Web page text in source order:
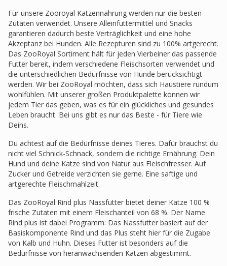
Für unsere Zooroyal Katzennahrung werden nur die besten
Zutaten verwendet. Unsere Alleinfuttermittel und Snacks
garantieren dadurch beste Verträglichkeit und eine hohe
Akzeptanz bei Hunden. Alle Rezepturen sind zu 100% artgerecht.
Das ZooRoyal Sortiment hält für jeden Vierbeiner das passende
Futter bereit, indem verschiedene Fleischsorten verwendet und
die unterschiedlichen Bedürfnisse von Hunde berücksichtigt
werden. Wir bei ZooRoyal möchten, dass sich Haustiere rundum
wohlfühlen. Mit unserer großen Produktpalette können wir
jedem Tier das geben, was es für ein glückliches und gesundes
Leben braucht. Bei uns gibt es nur das Beste - für Tiere wie
Deins.
Du achtest auf die Bedürfnisse deines Tieres. Dafür brauchst du
nicht viel Schnick-Schnack, sondern die richtige Ernährung. Dein
Hund und deine Katze sind von Natur aus Fleischfresser. Auf
Zucker und Getreide verzichten sie gerne. Eine saftige und
artgerechte Fleischmahlzeit.
Das ZooRoyal Rind plus Nassfutter bietet deiner Katze 100 %
frische Zutaten mit einem Fleischanteil von 68 %. Der Name
Rind plus ist dabei Programm: Das Nassfutter basiert auf der
Basiskomponente Rind und das Plus steht hier für die Zugabe
von Kalb und Huhn. Dieses Futter ist besonders auf die
Bedürfnisse von heranwachsenden Katzen abgestimmt.